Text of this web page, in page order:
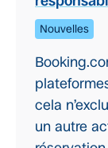
Nouvelles
cela
un autre